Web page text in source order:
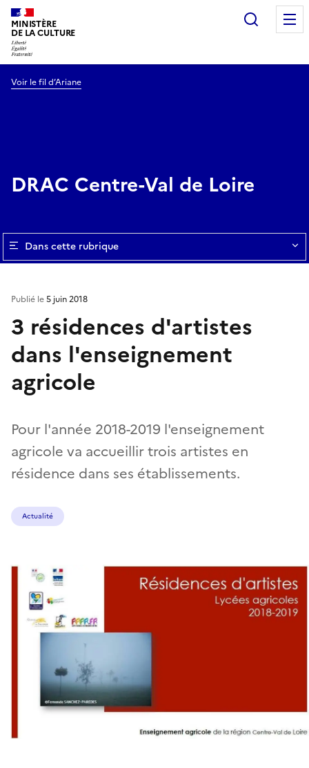
MINISTÈRE
DE LA CULTURE
Voir le fil d’Ariane
DRAC Centre-Val de Loire
Dans cette rubrique
3 résidences d'artistes
dans l'enseignement
agricole
Pour l'année 2018-2019 l'enseignement
agricole va accueillir trois artistes en
résidence dans ses établissements.
Publié le5 juin 2018
Actualité